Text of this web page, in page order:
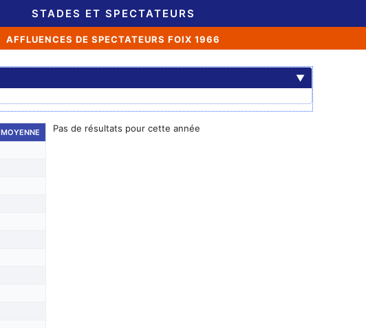
STADES ET SPECTATEURS
AFFLUENCES DE SPECTATEURS FOIX 1966
▼
MOYENNE Pas de résultats pour cette année